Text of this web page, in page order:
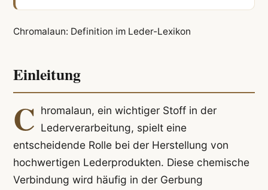
Chromalaun: Definition im Leder-Lexikon
Einleitung
C hromalaun, ein wichtiger Stoff in der
Lederverarbeitung, spielt eine
entscheidende Rolle bei der Herstellung von
hochwertigen Lederprodukten. Diese chemische
Verbindung wird häufig in der Gerbung